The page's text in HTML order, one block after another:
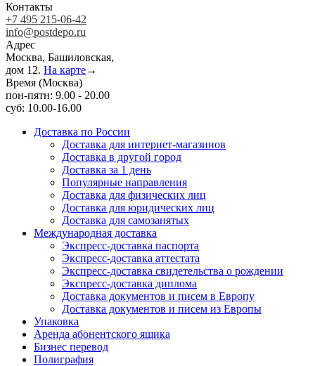
Контакты
+7 495 215-06-42
info@postdepo.ru
Адрес
Москва, Башиловская,
дом 12. На карте→
Время (Москва)
пон-пятн: 9.00 - 20.00
суб: 10.00-16.00
Доставка по России
Доставка для интернет-магазинов
Доставка в другой город
Доставка за 1 день
Популярные направления
Доставка для физических лиц
Доставка для юридических лиц
Доставка для самозанятых
Международная доставка
Экспресс-доставка паспорта
Экспресс-доставка аттестата
Экспресс-доставка свидетельства о рождении
Экспресс-доставка диплома
Доставка документов и писем в Европу
Доставка документов и писем из Европы
Упаковка
Аренда абонентского ящика
Бизнес перевод
Полиграфия